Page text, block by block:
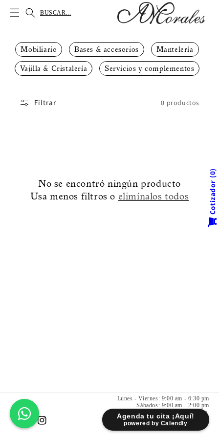
Agenda tu cita ¡Aquí!
powered by Calendly
CONTENIDO
BUSCAR...
Mobiliario Bases & accesorios Mantelería
Vajilla & Cristalería Servicios y complementos
Filtrar 0 productos
No se encontró ningún producto
Usa menos filtros oelimínalos todos
Lunes - Viernes: 9:00 am - 6:30 pm
Sábados: 9:00 am - 2:00 pm
Fr. Servando Padre Mier 931 Pte.
Centro 6400 Monterrey NL.
FacebookInstagram
Cotizador
0